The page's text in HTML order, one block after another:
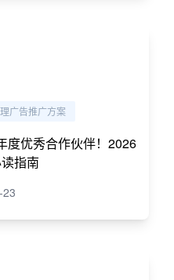
广告推广方案
度优秀合作伙伴！2026
指南